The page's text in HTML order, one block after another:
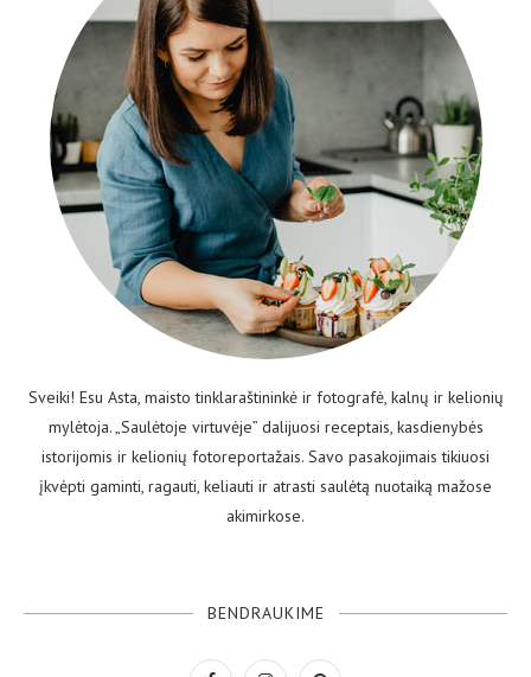
Sveiki! Esu Asta, maisto tinklaraštininkė ir fotografė, kalnų ir kelionių
mylėtoja. „Saulėtoje virtuvėje” dalijuosi receptais, kasdienybės
istorijomis ir kelionių fotoreportažais. Savo pasakojimais tikiuosi
įkvėpti gaminti, ragauti, keliauti ir atrasti saulėtą nuotaiką mažose
akimirkose.
BENDRAUKIME